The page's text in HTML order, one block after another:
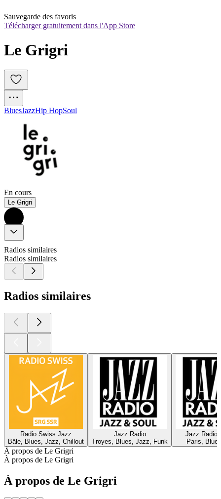
Sauvegarde des favoris
Télécharger gratuitement dans l'App Store
Le Grigri
BluesJazzHip HopSoul
En cours
Le Grigri
Radios similaires
Radios similaires
Radios similaires
Radio Swiss Jazz
Bâle, Blues, Jazz, Chillout
Jazz Radio
Troyes, Blues, Jazz, Funk
Jazz Radio
Paris,
À propos de Le Grigri
À propos de Le Grigri
À propos de Le Grigri